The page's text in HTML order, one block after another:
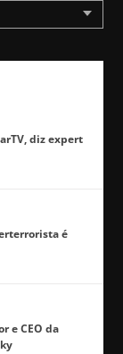
diz expert
é
e CEO da